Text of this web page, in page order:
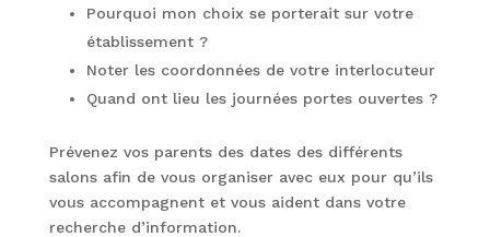
Pourquoi mon choix se porterait sur votre
établissement ?
Noter les coordonnées de votre interlocuteur
Quand ont lieu les journées portes ouvertes ?
Prévenez vos parents des dates des différents
salons afin de vous organiser avec eux pour qu’ils
vous accompagnent et vous aident dans votre
recherche d’information.